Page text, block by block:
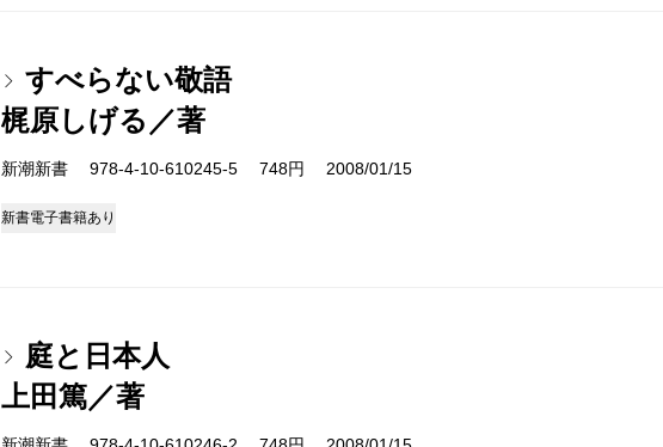
すべらない敬語
梶原しげる／著
新潮新書 978-4-10-610245-5 748円 2008/01/15
新書電子書籍あり
庭と日本人
上田篤／著